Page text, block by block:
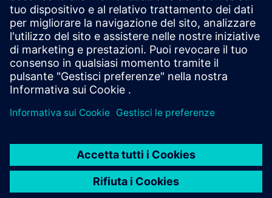
Area stampa | Azienda | Siemens
© Siemens 1996 – 2026
Informazioni Corporate
Privacy
Cookie Notice
Digital ID